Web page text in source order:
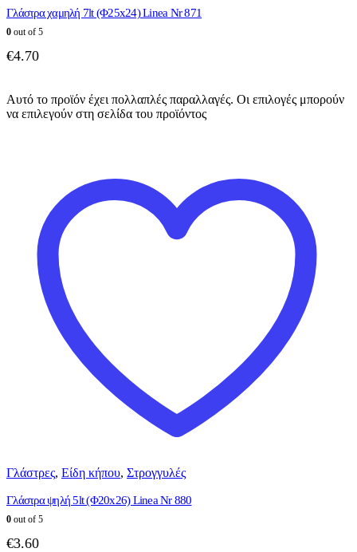
Γλάστρα χαμηλή 7lt (Φ25x24) Linea Nr 871
0 out of 5
€4.70
Αυτό το προϊόν έχει πολλαπλές παραλλαγές. Οι επιλογές μπορούν
να επιλεγούν στη σελίδα του προϊόντος
Γλάστρες, Είδη κήπου, Στρογγυλές
Γλάστρα ψηλή 5lt (Φ20x26) Linea Nr 880
0 out of 5
€3.60